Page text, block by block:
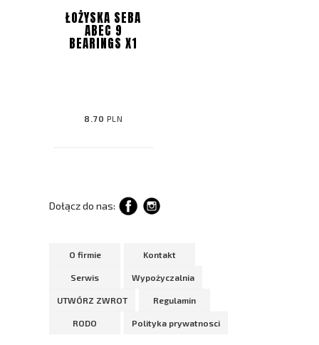
ŁOŻYSKA SEBA
ABEC 9
BEARINGS X1
8.70 PLN
Dołącz do nas:
O firmie Kontakt
Serwis Wypożyczalnia
UTWÓRZ ZWROT Regulamin
RODO Polityka prywatnosci